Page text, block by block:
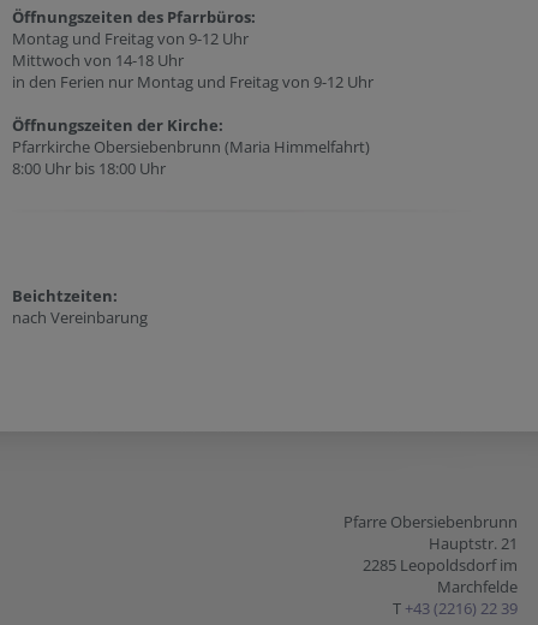
Öffnungszeiten des Pfarrbüros:
Montag und Freitag von 9-12 Uhr
Mittwoch von 14-18 Uhr
in den Ferien nur Montag und Freitag von 9-12 Uhr
Öffnungszeiten der Kirche:
Pfarrkirche Obersiebenbrunn (Maria Himmelfahrt)
8:00 Uhr bis 18:00 Uhr
Beichtzeiten:
nach Vereinbarung
Pfarre Obersiebenbrunn
Hauptstr. 21
2285 Leopoldsdorf im
Marchfelde
T +43 (2216) 22 39